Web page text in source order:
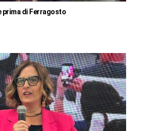
prima di Ferragosto